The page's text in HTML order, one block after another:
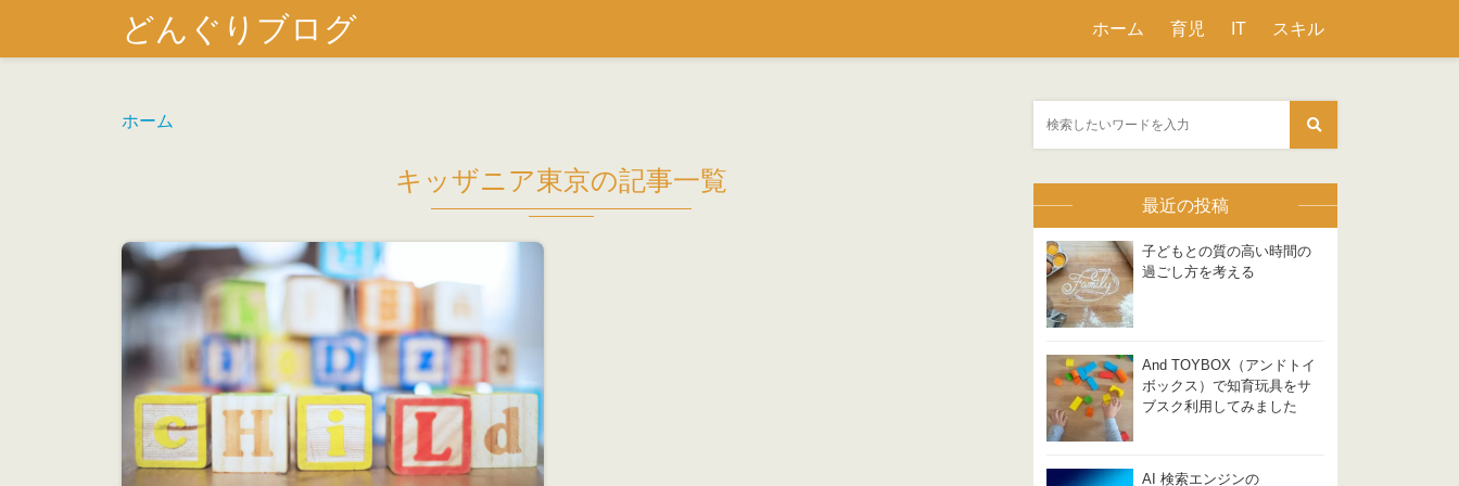
どんぐりブログ ホーム 育児 IT スキル
ホーム
キッザニア東京の記事一覧
最近の投稿
子どもとの質の高い時間の
過ごし方を考える
And TOYBOX（アンドトイ
ボックス）で知育玩具をサ
ブスク利用してみました
AI 検索エンジンの